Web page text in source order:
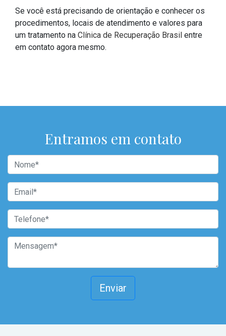
Se você está precisando de orientação e conhecer os
procedimentos, locais de atendimento e valores para
um tratamento na Clínica de Recuperação Brasil entre
em contato agora mesmo.
Entramos em contato
Enviar